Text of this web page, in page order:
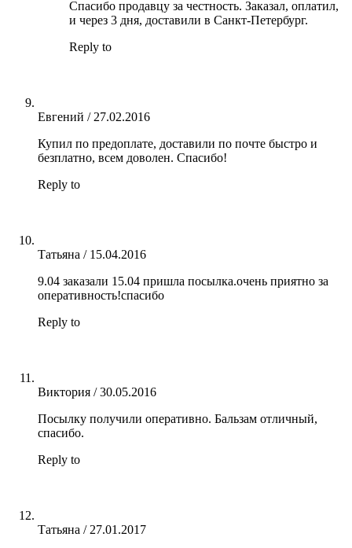
Спасибо продавцу за честность. Заказал, оплатил,
и через 3 дня, доставили в Санкт-Петербург.
Reply to
Евгений / 27.02.2016
Купил по предоплате, доставили по почте быстро и
безплатно, всем доволен. Спасибо!
Reply to
Татьяна / 15.04.2016
9.04 заказали 15.04 пришла посылка.очень приятно за
оперативность!спасибо
Reply to
Виктория /30.05.2016
Посылку получили оперативно. Бальзам отличный,
спасибо.
Reply to
Татьяна / 27.01.2017